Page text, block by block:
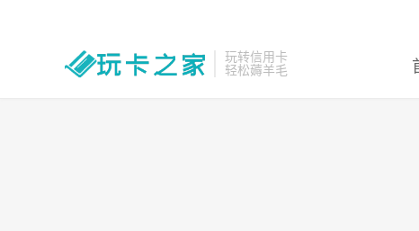
玩转信用卡
轻松薅羊毛